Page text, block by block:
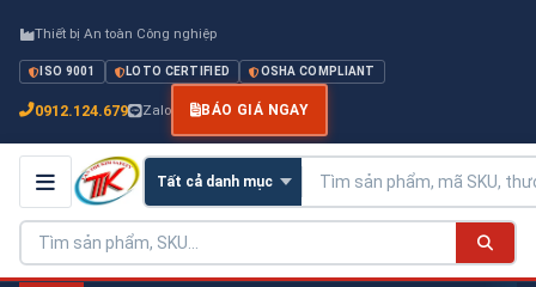
Thiết bị An toàn Công nghiệp
ISO 9001 LOTO CERTIFIED OSHA COMPLIANT
0912.124.679 Zalo BÁO GIÁ NGAY